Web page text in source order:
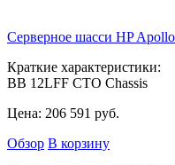
Серверное шасси HP
Краткие характеристики:
ВВ 12LFF CTO Chassis
Цена: 206 591 руб.
Обзор В корзину